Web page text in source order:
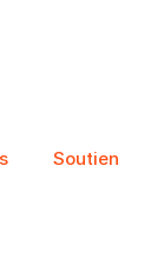
Soutien